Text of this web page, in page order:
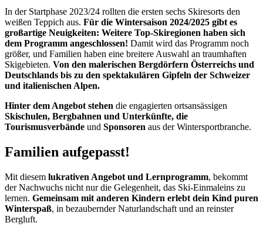
In der Startphase 2023/24 rollten die ersten sechs Skiresorts den
weißen Teppich aus. Für die Wintersaison 2024/2025 gibt es
großartige Neuigkeiten: Weitere Top-Skiregionen haben sich
dem Programm angeschlossen! Damit wird das Programm noch
größer, und Familien haben eine breitere Auswahl an traumhaften
Skigebieten. Von den malerischen Bergdörfern Österreichs und
Deutschlands bis zu den spektakulären Gipfeln der Schweizer
und italienischen Alpen.
Hinter dem Angebot stehen die engagierten ortsansässigen
Skischulen, Bergbahnen und Unterkünfte, die
Tourismusverbände und Sponsoren aus der Wintersportbranche.
Familien aufgepasst!
Mit diesem lukrativen Angebot und Lernprogramm, bekommt
der Nachwuchs nicht nur die Gelegenheit, das Ski-Einmaleins zu
lernen. Gemeinsam mit anderen Kindern erlebt dein Kind puren
Winterspaß, in bezaubernder Naturlandschaft und an reinster
Bergluft.